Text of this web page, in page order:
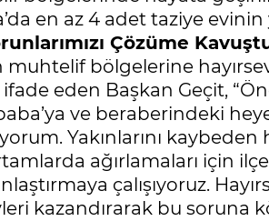
en az 4 adet taziye evinin
Çözüme
muhtelif bölgelerine
ifade eden Başkan Geçit,
ve beraberindeki
Yakınlarını
ağırlamaları için
çalışıyoruz.
kazandırarak bu soruna